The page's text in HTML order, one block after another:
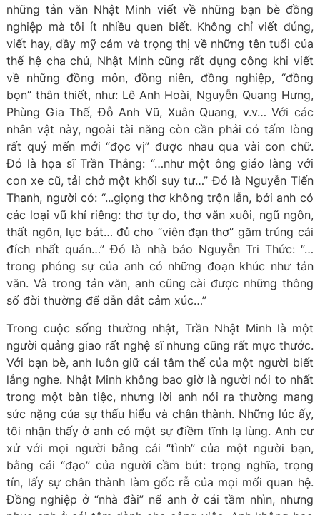
những tản văn Nhật Minh viết về những bạn bè đồng
nghiệp mà tôi ít nhiều quen biết. Không chỉ viết đúng,
viết hay, đầy mỹ cảm và trọng thị về những tên tuổi của
thế hệ cha chú, Nhật Minh cũng rất dụng công khi viết
về những đồng môn, đồng niên, đồng nghiệp, “đồng
bọn” thân thiết, như: Lê Anh Hoài, Nguyễn Quang Hưng,
Phùng Gia Thế, Đỗ Anh Vũ, Xuân Quang, v.v… Với các
nhân vật này, ngoài tài năng còn cần phải có tấm lòng
rất quý mến mới “đọc vị” được nhau qua vài con chữ.
Đó là họa sĩ Trần Thắng: “…như một ông giáo làng với
con xe cũ, tải chở một khối suy tư…” Đó là Nguyễn Tiến
Thanh, người có: “...giọng thơ không trộn lẫn, bởi anh có
các loại vũ khí riêng: thơ tự do, thơ văn xuôi, ngũ ngôn,
thất ngôn, lục bát… đủ cho “viên đạn thơ” găm trúng cái
đích nhất quán…” Đó là nhà báo Nguyễn Tri Thức: “…
trong phóng sự của anh có những đoạn khúc như tản
văn. Và trong tản văn, anh cũng cài được những thông
số đời thường để dẫn dắt cảm xúc…”
Trong cuộc sống thường nhật, Trần Nhật Minh là một
người quảng giao rất nghệ sĩ nhưng cũng rất mực thước.
Với bạn bè, anh luôn giữ cái tâm thế của một người biết
lắng nghe. Nhật Minh không bao giờ là người nói to nhất
trong một bàn tiệc, nhưng lời anh nói ra thường mang
sức nặng của sự thấu hiểu và chân thành. Những lúc ấy,
tôi nhận thấy ở anh có một sự điềm tĩnh lạ lùng. Anh cư
xử với mọi người bằng cái “tình” của một người bạn,
bằng cái “đạo” của người cầm bút: trọng nghĩa, trọng
tín, lấy sự chân thành làm gốc rễ của mọi mối quan hệ.
Đồng nghiệp ở “nhà đài” nể anh ở cái tầm nhìn, nhưng